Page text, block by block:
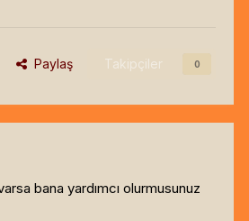
Paylaş Takipçiler 0
bana yardımcı olurmusunuz